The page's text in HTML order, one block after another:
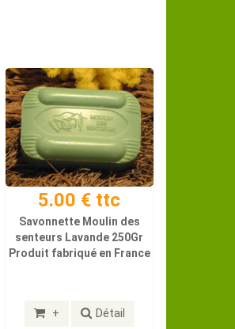
5.00 € ttc
Savonnette Moulin des
senteurs Lavande 250Gr
Produit fabriqué en France
+ Détail